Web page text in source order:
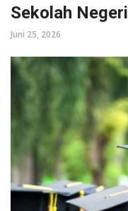
Sekolah Negeri
Juni 25, 2026